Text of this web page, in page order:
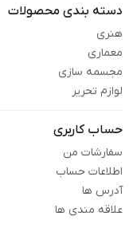
دسته بندی محصولات
هنری
معماری
مجسمه سازی
لوازم تحریر
حساب کاربری
سفارشات من
اطلاعات حساب
آدرس ها
علاقه مندی ها